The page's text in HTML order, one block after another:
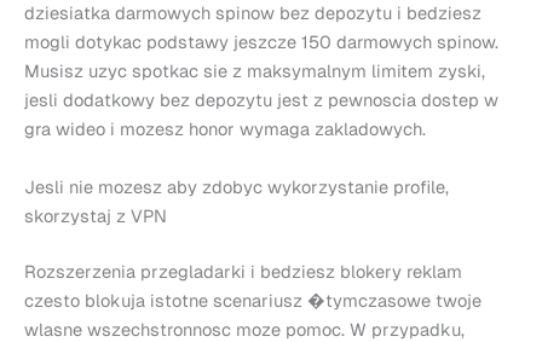
dziesiatka darmowych spinow bez depozytu i bedziesz
mogli dotykac podstawy jeszcze 150 darmowych spinow.
Musisz uzyc spotkac sie z maksymalnym limitem zyski,
jesli dodatkowy bez depozytu jest z pewnoscia dostep w
gra wideo i mozesz honor wymaga zakladowych.
Jesli nie mozesz aby zdobyc wykorzystanie profile,
skorzystaj z VPN
Rozszerzenia przegladarki i bedziesz blokery reklam
czesto blokuja istotne scenariusz �tymczasowe twoje
wlasne wszechstronnosc moze pomoc. W przypadku,